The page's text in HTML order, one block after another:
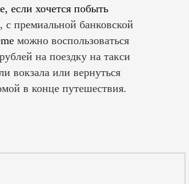
если хочется побыть
с премиальной банковской
можно воспользоваться
на поездку на такси
вокзала или вернуться
в конце путешествия.